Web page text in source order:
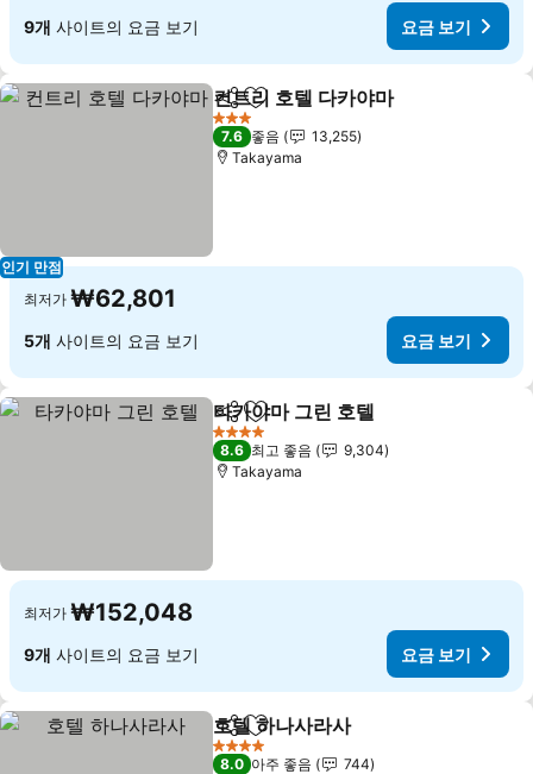
9개 사이트의 요금 보기 요금 보기
인기 만점
공유 즐겨찾기에 추가
컨트리 호텔 다카야마
3 성급
7.6 좋음
13,255
Takayama
최저가 ₩62,801
5개 사이트의 요금 보기 요금 보기
공유 즐겨찾기에 추가
타카야마 그린 호텔
4 성급
8.6 최고 좋음
9,304
Takayama
최저가 ₩152,048
9개 사이트의 요금 보기 요금 보기
공유 즐겨찾기에 추가
호텔 하나사라사
4 성급
8.0 아주 좋음
744